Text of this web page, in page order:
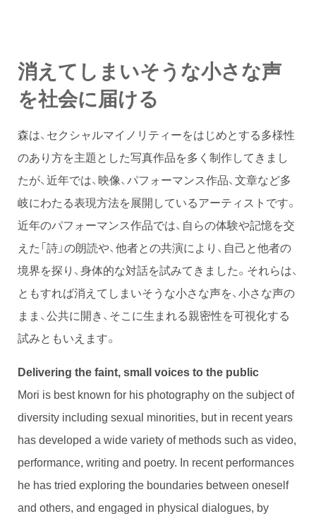
消えてしまいそうな小さな声
を社会に届ける
森は、セクシャルマイノリティーをはじめとする多様性
のあり方を主題とした写真作品を多く制作してきまし
たが、近年では、映像、パフォーマンス作品、文章など多
岐にわたる表現方法を展開しているアーティストです。
近年のパフォーマンス作品では、自らの体験や記憶を交
えた「詩」の朗読や、他者との共演により、自己と他者の
境界を探り、身体的な対話を試みてきました。それらは、
ともすれば消えてしまいそうな小さな声を、小さな声の
まま、公共に開き、そこに生まれる親密性を可視化する
試みともいえます。
Delivering the faint, small voices to the public
Mori is best known for his photography on the subject of
diversity including sexual minorities, but in recent years
has developed a wide variety of methods such as video,
performance, writing and poetry. In recent performances
he has tried exploring the boundaries between oneself
and others, and engaged in physical dialogues, by